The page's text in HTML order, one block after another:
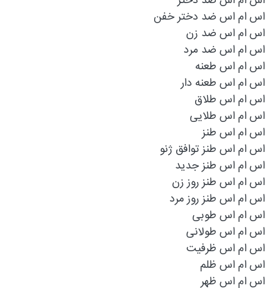
اس ام اس ضد دختر خفن
اس ام اس ضد زن
اس ام اس ضد مرد
اس ام اس طعنه
اس ام اس طعنه دار
اس ام اس طلاق
اس ام اس طلایی
اس ام اس طنز
اس ام اس طنز توافق ژنو
اس ام اس طنز جدید
اس ام اس طنز روز زن
اس ام اس طنز روز مرد
اس ام اس طوبی
اس ام اس طولانی
اس ام اس ظرفیت
اس ام اس ظلم
اس ام اس ظهر